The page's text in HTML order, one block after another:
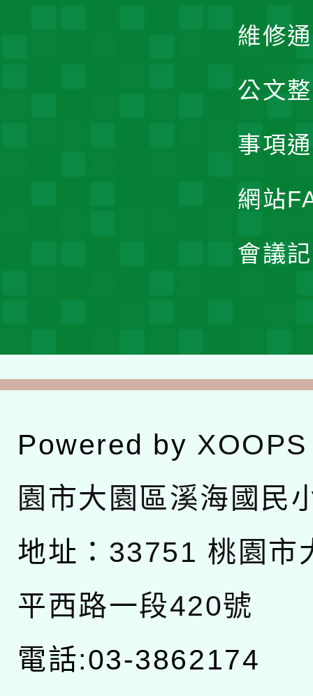
維修
公文
事項
網站
會議
Powered by XOOPS
園市大園區溪海國民
地址： 33751 桃園市
平西路一段420號
電話:03-3862174